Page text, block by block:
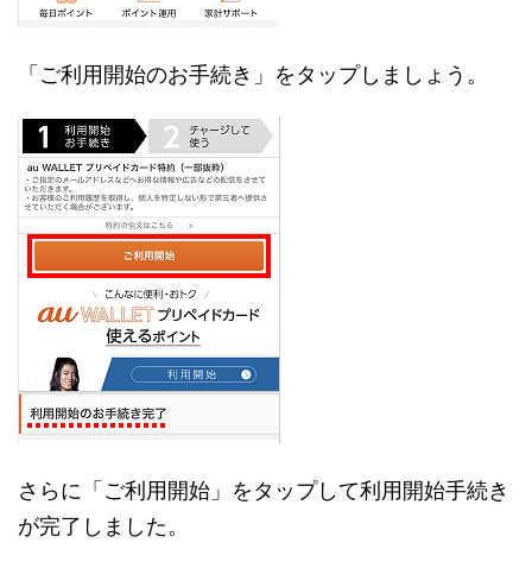
「ご利用開始のお手続き」をタップしましょう。
さらに「ご利用開始」をタップして利用開始手続き
が完了しました。